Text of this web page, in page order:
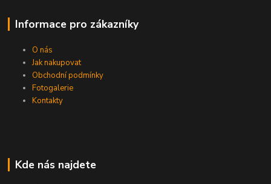
Informace pro zákazníky
O nás
Jak nakupovat
Obchodní podmínky
Fotogalerie
Kontakty
Kde nás najdete